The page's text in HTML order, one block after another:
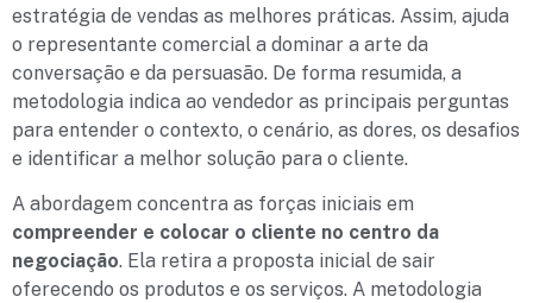
estratégia de vendas as melhores práticas. Assim, ajuda
o representante comercial a dominar a arte da
conversação e da persuasão. De forma resumida, a
metodologia indica ao vendedor as principais perguntas
para entender o contexto, o cenário, as dores, os desafios
e identificar a melhor solução para o cliente.
A abordagem concentra as forças iniciais em
compreender e colocar o cliente no centro da
negociação. Ela retira a proposta inicial de sair
oferecendo os produtos e os serviços. A metodologia